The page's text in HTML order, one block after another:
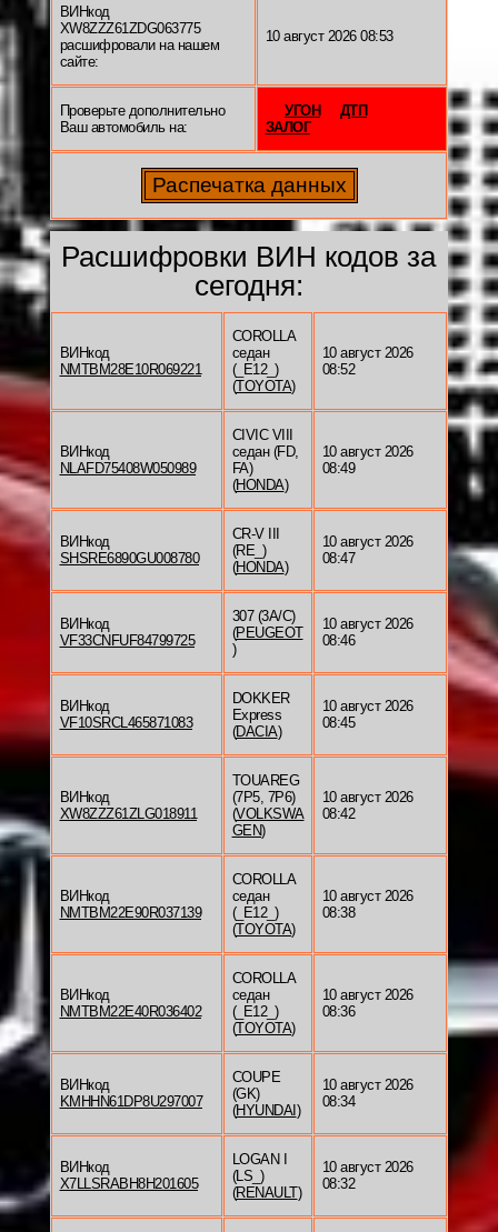
ВИНкод
XW8ZZZ61ZDG063775
расшифровали на нашем
сайте:
10 август 2026 08:53
Проверьте дополнительно
Ваш автомобиль на:
УГОН
ДТП
ЗАЛОГ
Расшифровки ВИН кодов за
сегодня:
ВИНкод
NMTBM28E10R069221
COROLLA
седан
(_E12_)
(TOYOTA)
10 август 2026
08:52
ВИНкод
NLAFD75408W050989
CIVIC VIII
седан (FD,
FA)
(HONDA)
10 август 2026
08:49
ВИНкод
SHSRE6890GU008780
CR-V III
(RE_)
(HONDA)
10 август 2026
08:47
ВИНкод
VF33CNFUF84799725
307 (3A/C)
(PEUGEOT
)
10 август 2026
08:46
ВИНкод
VF10SRCL465871083
DOKKER
Express
(DACIA)
10 август 2026
08:45
ВИНкод
XW8ZZZ61ZLG018911
TOUAREG
(7P5, 7P6)
(VOLKSWA
GEN)
10 август 2026
08:42
ВИНкод
NMTBM22E90R037139
COROLLA
седан
(_E12_)
(TOYOTA)
10 август 2026
08:38
ВИНкод
NMTBM22E40R036402
COROLLA
седан
(_E12_)
(TOYOTA)
10 август 2026
08:36
ВИНкод
KMHHN61DP8U297007
COUPE
(GK)
(HYUNDAI )
10 август 2026
08:34
ВИНкод
X7LLSRABH8H201605
LOGAN I
(LS_)
(RENAULT)
10 август 2026
08:32